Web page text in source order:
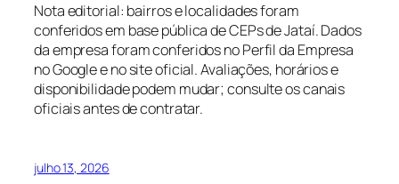
Nota editorial: bairros e localidades foram
conferidos em base pública de CEPs de Jataí. Dados
da empresa foram conferidos no Perfil da Empresa
no Google e no site oficial. Avaliações, horários e
disponibilidade podem mudar; consulte os canais
oficiais antes de contratar.
julho 13, 2026